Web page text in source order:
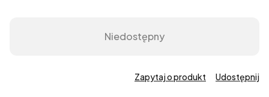
Niedostępny
Zapytaj o produkt Udostępnij